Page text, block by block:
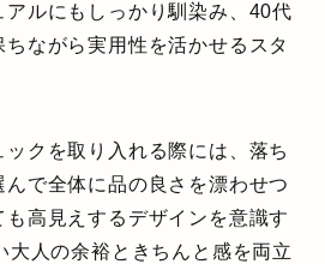
ルにもしっかり馴染み、40代
ながら実用性を活かせるスタ
クを取り入れる際には、落ち
で全体に品の良さを漂わせつ
高見えするデザインを意識す
大人の余裕ときちんと感を両立